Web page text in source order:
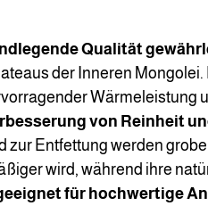
Qualität
der Inneren
Wärmeleistung
von Reinheit
zur Entfettung werden
wird, während ihre
für hochwertige